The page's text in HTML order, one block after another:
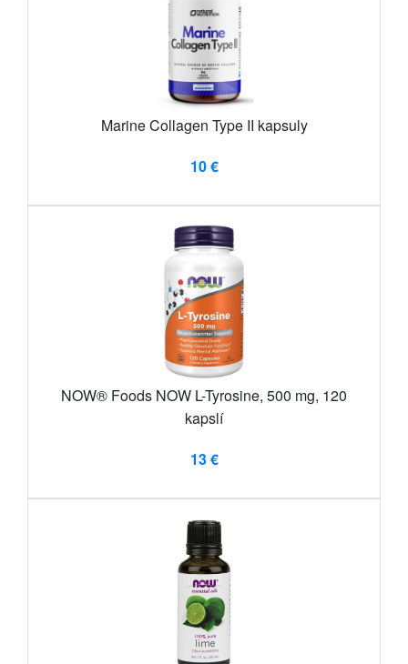
Marine Collagen Type II kapsuly
10 €
NOW® Foods NOW L-Tyrosine, 500 mg, 120
kapslí
13 €